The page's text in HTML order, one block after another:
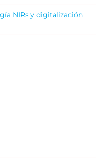
NIRs y digitalización